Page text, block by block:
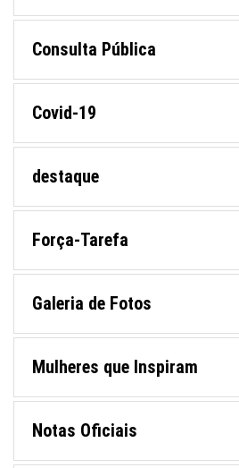
Consulta Pública
Covid-19
destaque
Força-Tarefa
Galeria de Fotos
Mulheres que Inspiram
Notas Oficiais